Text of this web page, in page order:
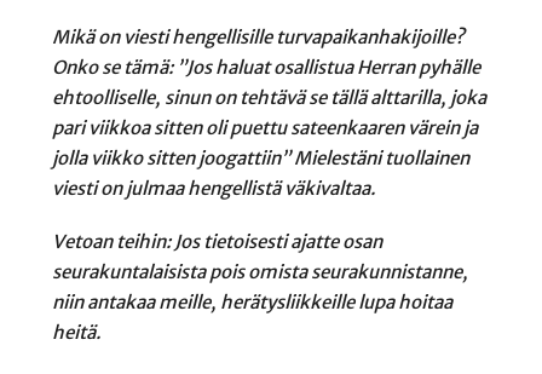
Mikä on viesti hengellisille turvapaikanhakijoille?
Onko se tämä: ”Jos haluat osallistua Herran pyhälle
ehtoolliselle, sinun on tehtävä se tällä alttarilla, joka
pari viikkoa sitten oli puettu sateenkaaren värein ja
jolla viikko sitten joogattiin” Mielestäni tuollainen
viesti on julmaa hengellistä väkivaltaa.
Vetoan teihin: Jos tietoisesti ajatte osan
seurakuntalaisista pois omista seurakunnistanne,
niin antakaa meille, herätysliikkeille lupa hoitaa
heitä.